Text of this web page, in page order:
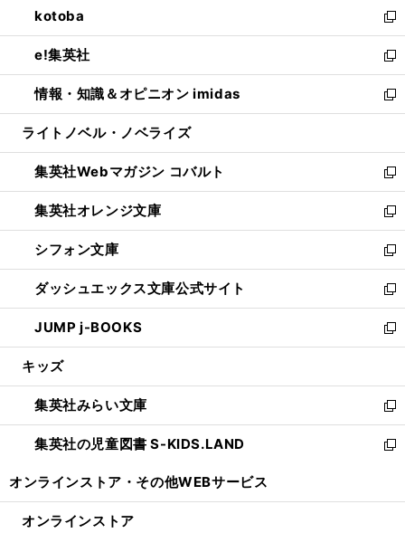
く
で
開
く
ド
ウ
で
開
く
ィ
ン
ド
ウ
で
開
い
ウ
ィ
ン
ド
ウ
開
く
kotoba
新
し
い
ウ
ィ
ン
ウ
で
開
く
e!集英社
新
し
い
ウ
ン
ド
ウ
で
開
く
情報・知識＆オピニオン imidas
新
し
ウ
ィ
ン
ド
ウ
で
開
く
ライトノベル・ノベライズ
集英社Webマガジン コバルト
新
し
い
ウ
ィ
ン
ド
ウ
で
開
集英社オレンジ文庫
新
し
い
ウ
ィ
ン
ド
ウ
開
く
シフォン文庫
新
し
い
ウ
ィ
ン
ウ
で
開
く
ダッシュエックス文庫公式サイト
新
し
い
ウ
ン
ド
ウ
で
JUMP j-BOOKS
新
し
ウ
ィ
ン
ド
開
キッズ
集英社みらい文庫
新
し
い
ン
集英社の児童図書 S-KIDS.LAND
新
ウ
オンラインストア・ その他WEBサービス
オンラインストア